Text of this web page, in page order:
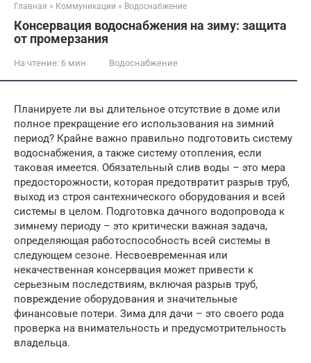
Главная » Коммуникации » Водоснабжение
Консервация водоснабжения на зиму: защита
от промерзания
На чтение: 6 мин Водоснабжение
Планируете ли вы длительное отсутствие в доме или
полное прекращение его использования на зимний
период? Крайне важно правильно подготовить систему
водоснабжения, а также систему отопления, если
таковая имеется. Обязательный слив воды – это мера
предосторожности, которая предотвратит разрыв труб,
выход из строя сантехнического оборудования и всей
системы в целом. Подготовка дачного водопровода к
зимнему периоду – это критически важная задача,
определяющая работоспособность всей системы в
следующем сезоне. Несвоевременная или
некачественная консервация может привести к
серьезным последствиям, включая разрыв труб,
повреждение оборудования и значительные
финансовые потери. Зима для дачи – это своего рода
проверка на внимательность и предусмотрительность
владельца.